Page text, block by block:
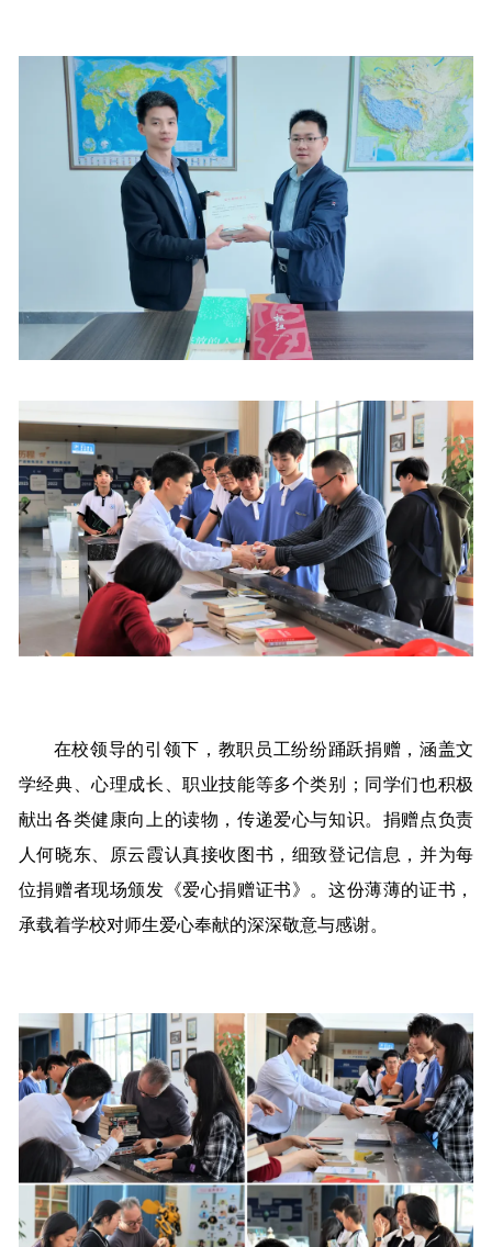
在校领导的引领下，教职员工纷纷踊跃捐赠，涵盖文
学经典、心理成长、职业技能等多个类别；同学们也积极
献出各类健康向上的读物，传递爱心与知识。捐赠点负责
人何晓东、原云霞认真接收图书，细致登记信息，并为每
位捐赠者现场颁发《爱心捐赠证书》。这份薄薄的证书，
承载着学校对师生爱心奉献的深深敬意与感谢。